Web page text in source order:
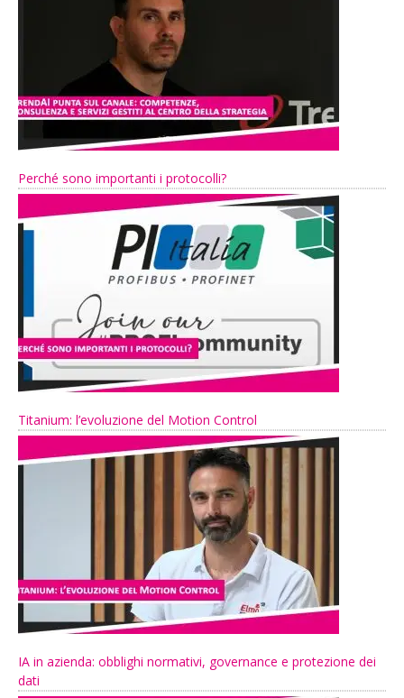
Perché sono importanti i protocolli?
Titanium: l’evoluzione del Motion Control
IA in azienda: obblighi normativi, governance e protezione dei
dati